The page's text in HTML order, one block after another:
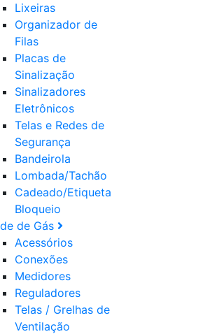
Lixeiras
Organizador de
Filas
Placas de
Sinalização
Sinalizadores
Eletrônicos
Telas e Redes de
Segurança
Bandeirola
Lombada/Tachão
Cadeado/Etiqueta
Bloqueio
de Gás
Acessórios
Conexões
Medidores
Reguladores
Telas / Grelhas de
Ventilação